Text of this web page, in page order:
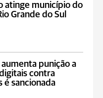
atinge município do
Grande do Sul
aumenta punição a
contra
é sancionada